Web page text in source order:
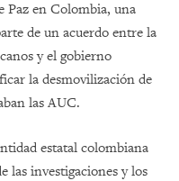
Paz en Colombia, una
de un acuerdo entre la
y el gobierno
la desmovilización de
las AUC.
estatal colombiana
las investigaciones y los